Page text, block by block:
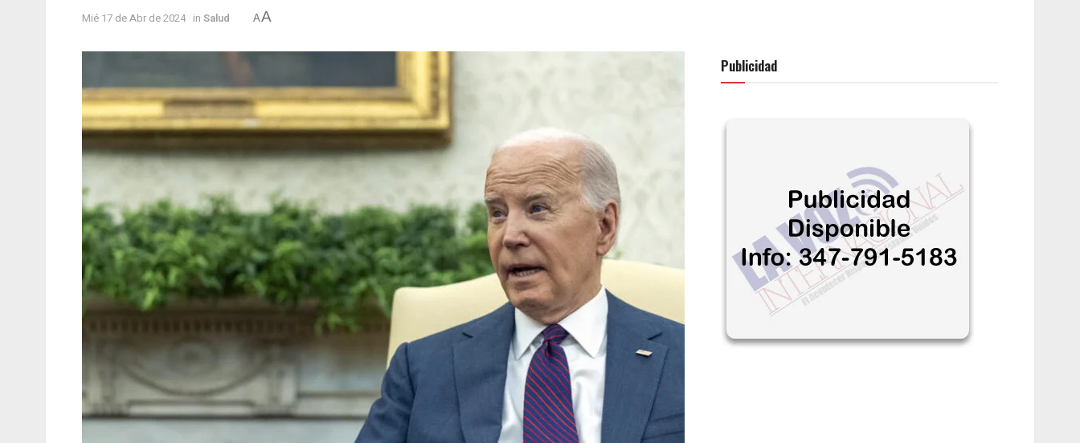
Mié 17 de Abr de 2024 in Salud AA
Publicidad